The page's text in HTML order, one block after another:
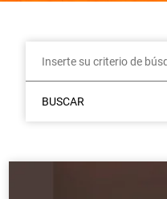
BUSCAR